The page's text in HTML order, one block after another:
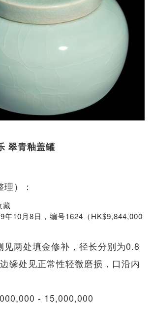
翠青釉盖罐
）：
藏
年10月8日，编号1624（HK$9,844,000
见两处填金修补，径长分别为0.8
缘处见正常性轻微磨损，口沿内
- 15,000,000